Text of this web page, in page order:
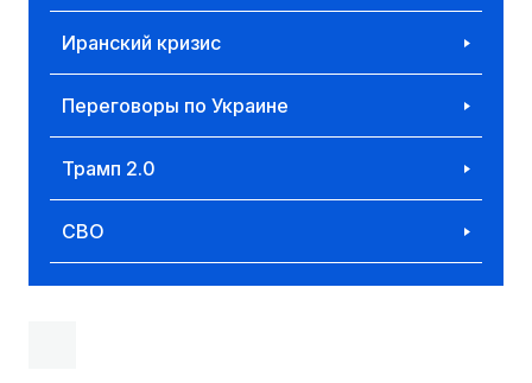
Иранский кризис
Переговоры по Украине
Трамп 2.0
СВО